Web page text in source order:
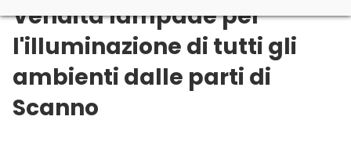
Vendita lampade per
l'illuminazione di tutti gli
ambienti dalle parti di
Scanno